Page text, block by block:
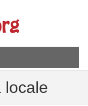
locale